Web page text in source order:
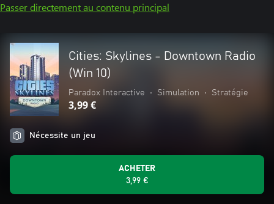
Passer directement au contenu principal
Cities: Skylines - Downtown Radio
(Win 10)
Paradox Interactive • Simulation • Stratégie
3,99 €
Nécessite un jeu
ACHETER
3,99 €